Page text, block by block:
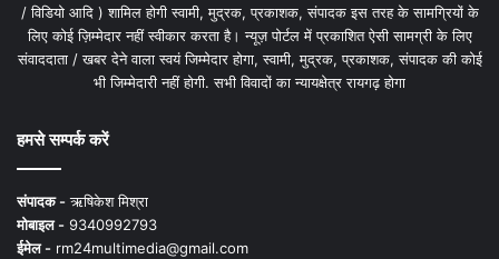
/ विडियो आदि ) शामिल होगी स्वामी, मुद्रक, प्रकाशक, संपादक इस तरह के सामग्रियों के
लिए कोई ज़िम्मेदार नहीं स्वीकार करता है। न्यूज़ पोर्टल में प्रकाशित ऐसी सामग्री के लिए
संवाददाता / खबर देने वाला स्वयं जिम्मेदार होगा, स्वामी, मुद्रक, प्रकाशक, संपादक की कोई
भी जिम्मेदारी नहीं होगी. सभी विवादों का न्यायक्षेत्र रायगढ़ होगा
हमसे सम्पर्क करें
संपादक -ऋषिकेश मिश्रा
मोबाइल - 9340992793
ईमेल - rm24multimedia@gmail.com